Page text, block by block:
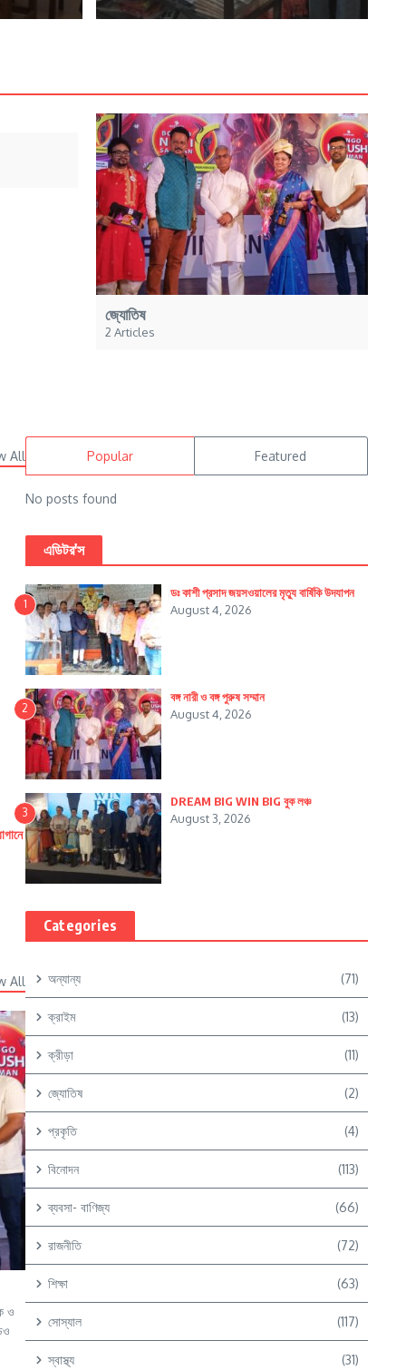
জ্যোতিষ
2 Articles
All
All
ও
Popular Featured
No posts found
এডিটর'স
1
ডঃ কাশী প্রসাদ জয়সওয়ালের মৃত্যু বার্ষিকি উদযাপন
August 4, 2026
2
বঙ্গ নারী ও বঙ্গ পুরুষ সম্মান
August 4, 2026
3
DREAM BIG WIN BIG বুক লঞ্চ
August 3, 2026
Categories
অন্যান্য (71)
ক্রাইম (13)
ক্রীড়া (11)
জ্যোতিষ (2)
প্রকৃতি (4)
বিনোদন (113)
ব্যবসা- বাণিজ্য (66)
রাজনীতি (72)
শিক্ষা (63)
সোস্যাল (117)
স্বাস্থ্য (31)